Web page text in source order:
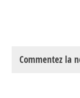
Commentez la